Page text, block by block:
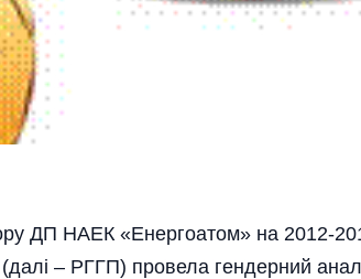
ДП НАЕК «Енергоатом» на 2012-
– РГГП) провела гендерний